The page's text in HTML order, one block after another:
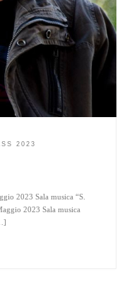
2023
2023 Sala musica “S.
2023 Sala musica